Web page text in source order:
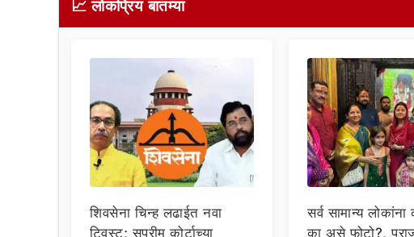
📈 लोकप्रिय बातम्या
शिवसेना चिन्ह लढाईत नवा
ट्विस्ट; सुप्रीम कोर्टाच्या
सर्व सामान्य
का असे फोटो?,